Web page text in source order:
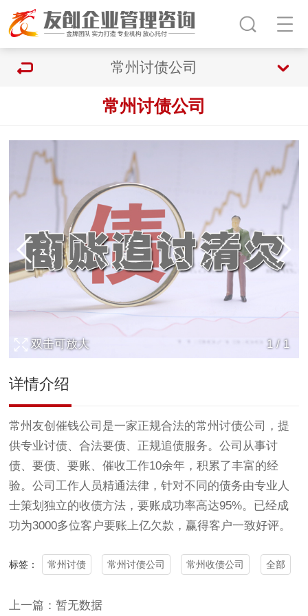
常州讨债公司
常州讨债公司
1/ 1
双击可放大
详情介绍
常州友创催钱公司是一家正规合法的常州讨债公司
，提
供专业讨债、合法要债、正规追债服务。公司从事讨
债、要债、要账、催收工作10余年，积累了丰富的经
验。公司工作人员精通法律，针对不同的债务由专业人
士策划独立的收债方法，要账成功率高达95%。已经成
功为3000多位客户要账上亿欠款，赢得客户一致好评。
标签： 常州讨债 常州讨债公司 常州收债公司 全部
上一篇：暂无数据